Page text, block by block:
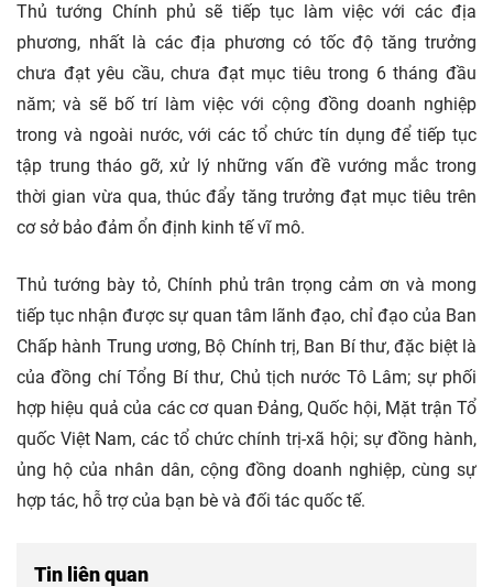
Thủ tướng Chính phủ sẽ tiếp tục làm việc với các địa
phương, nhất là các địa phương có tốc độ tăng trưởng
chưa đạt yêu cầu, chưa đạt mục tiêu trong 6 tháng đầu
năm; và sẽ bố trí làm việc với cộng đồng doanh nghiệp
trong và ngoài nước, với các tổ chức tín dụng để tiếp tục
tập trung tháo gỡ, xử lý những vấn đề vướng mắc trong
thời gian vừa qua, thúc đẩy tăng trưởng đạt mục tiêu trên
cơ sở bảo đảm ổn định kinh tế vĩ mô.
Thủ tướng bày tỏ, Chính phủ trân trọng cảm ơn và mong
tiếp tục nhận được sự quan tâm lãnh đạo, chỉ đạo của Ban
Chấp hành Trung ương, Bộ Chính trị, Ban Bí thư, đặc biệt là
của đồng chí Tổng Bí thư, Chủ tịch nước Tô Lâm; sự phối
hợp hiệu quả của các cơ quan Đảng, Quốc hội, Mặt trận Tổ
quốc Việt Nam, các tổ chức chính trị-xã hội; sự đồng hành,
ủng hộ của nhân dân, cộng đồng doanh nghiệp, cùng sự
hợp tác, hỗ trợ của bạn bè và đối tác quốc tế.
Tin liên quan